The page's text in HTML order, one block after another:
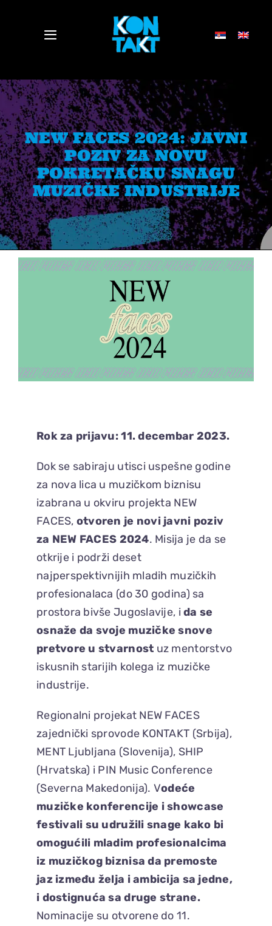
Toggle
VESTI
DELEGATI
PROGRAM
PRESS
O NAMA
ELEKTROPIONIR
NEW FACES 2024: JAVNI
POZIV ZA NOVU
POKRETAČKU SNAGU
MUZIČKE INDUSTRIJE
Rok za prijavu: 11. decembar 2023.
Dok se sabiraju utisci uspešne godine
za nova lica u muzičkom biznisu
izabrana u okviru projekta NEW
FACES, otvoren je novi javni poziv
za NEW FACES 2024. Misija je da se
otkrije i podrži deset
najperspektivnijih mladih muzičkih
profesionalaca (do 30 godina) sa
prostora bivše Jugoslavije, ida se
osnaže da svoje muzičke snove
pretvore u stvarnost uz mentorstvo
iskusnih starijih kolega iz muzičke
industrije.
Regionalni projekat NEW FACES
zajednički sprovode KONTAKT (Srbija),
MENT Ljubljana (Slovenija), SHIP
(Hrvatska) i PIN Music Conference
(Severna Makedonija). Vodeće
muzičke konferencije i showcase
festivali su udružili snage kako bi
omogućili mladim profesionalcima
iz muzičkog biznisa da premoste
jaz između želja i ambicija sa jedne,
i dostignuća sa druge strane.
Nominacije su otvorene do 11.